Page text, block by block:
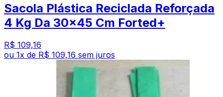
Sacola Plástica Reciclada Reforçada
4 Kg Da 30x45 Cm Forted+
R$ 109,16
ou 1x de R$ 109,16 sem juros